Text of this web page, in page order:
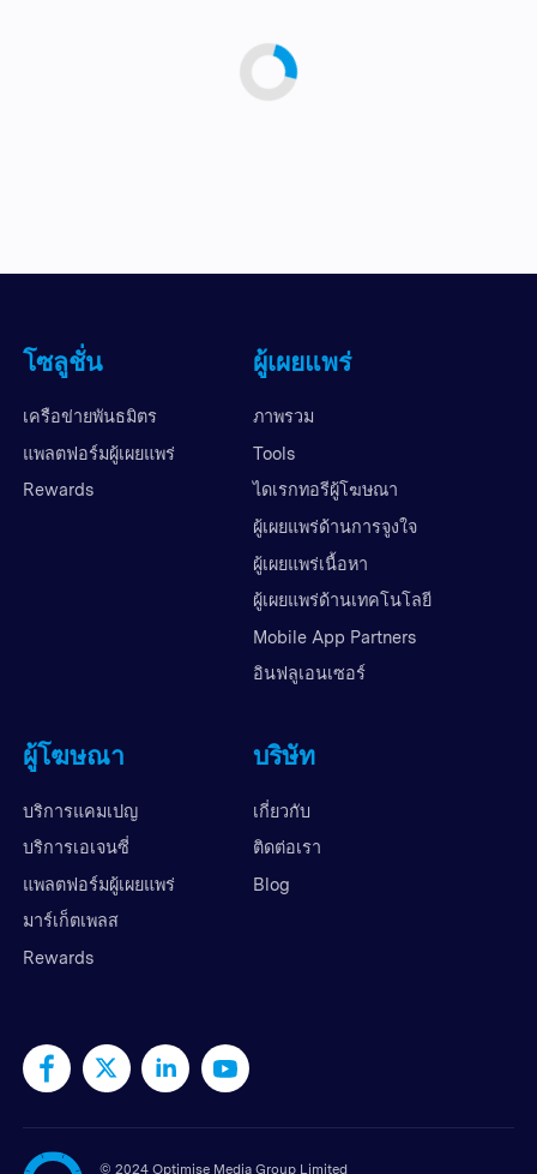
โซลูชั่น
เครือข่ายพันธมิตร
แพลตฟอร์มผู้เผยแพร่
Rewards
ผู้เผยแพร่
ภาพรวม
Tools
ไดเรกทอรีผู้โฆษณา
ผู้เผยแพร่ด้านการจูงใจ
ผู้เผยแพร่เนื้อหา
ผู้เผยแพร่ด้านเทคโนโลยี
Mobile App Partners
อินฟลูเอนเซอร์
ผู้โฆษณา
บริการแคมเปญ
บริการเอเจนซี่
แพลตฟอร์มผู้เผยแพร่
มาร์เก็ตเพลส
Rewards
บริษัท
เกี่ยวกับ
ติดต่อเรา
Blog
© 2024 Optimise Media Group Limited